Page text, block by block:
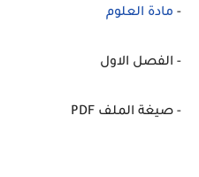
- مادة العلوم
- الفصل الاول
- صيغة الملف PDF